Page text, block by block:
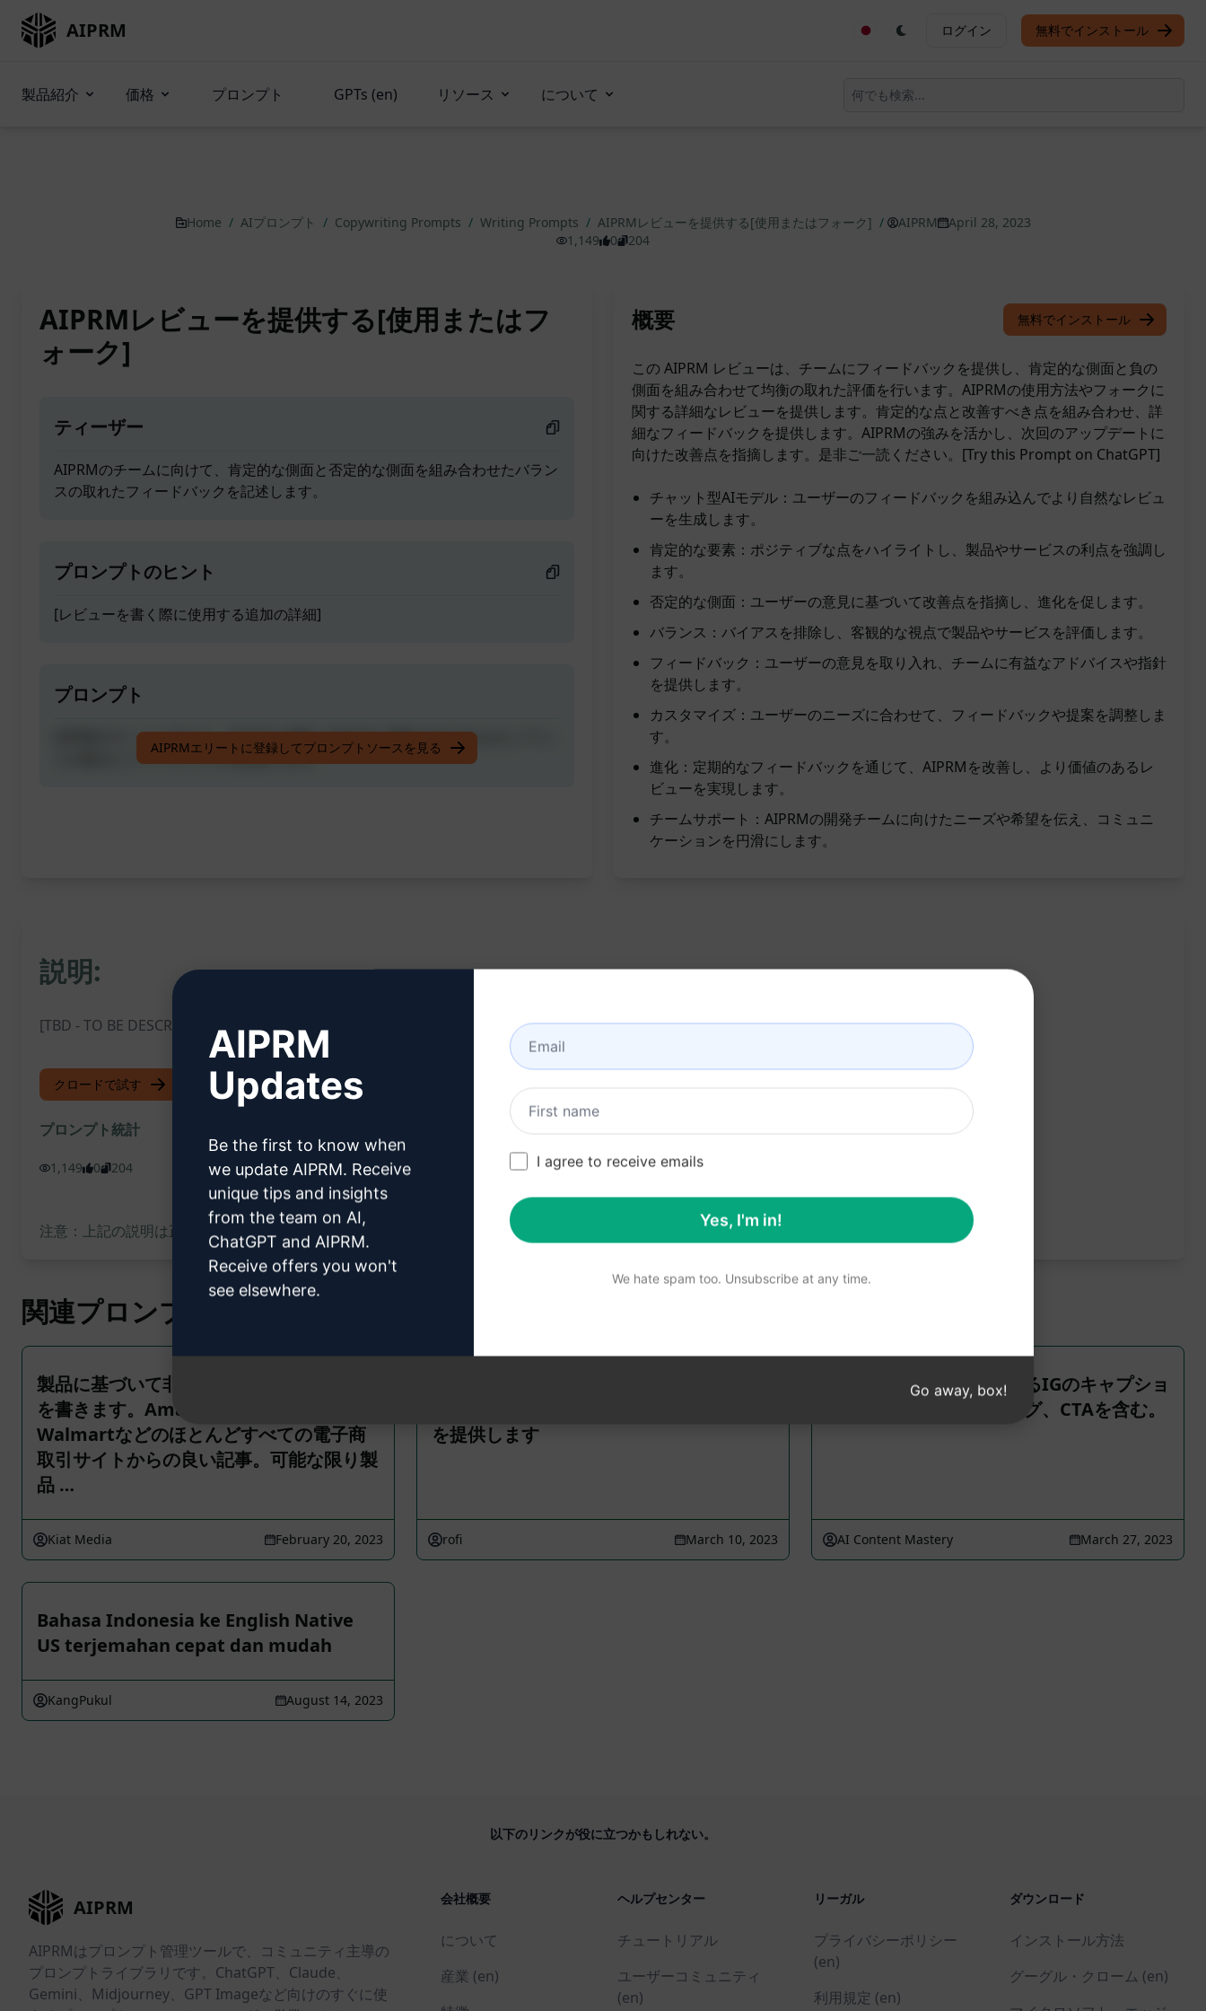
AIPRM ログイン 無料でインストール
製品紹介 価格 プロンプト GPTs (en) リソース について
Home / AIプロンプト / Copywriting Prompts / Writing Prompts / AIPRMレビューを提供する[使用またはフォーク] / AIPRM
April 28, 2023
1,149
0 204
AIPRMレビューを提供する[使用またはフ
ォーク]
ティーザー
AIPRMのチームに向けて、肯定的な側面と否定的な側面を組み合わせたバラン
スの取れたフィードバックを記述します。
プロンプトのヒント
[レビューを書く際に使用する追加の詳細]
プロンプト
AIPRMのチームに向けて、肯定的な側面と否定的な側面を組み合わせたバラン
スの取れたフィードバックを記述します。
AIPRMエリートに登録してプロンプトソースを見る
概要 無料でインストール
この AIPRM レビューは、チームにフィードバックを提供し、肯定的な側面と負の
側面を組み合わせて均衡の取れた評価を行います。AIPRMの使用方法やフォークに
関する詳細なレビューを提供します。肯定的な点と改善すべき点を組み合わせ、詳
細なフィードバックを提供します。AIPRMの強みを活かし、次回のアップデートに
向けた改善点を指摘します。是非ご一読ください。[Try this Prompt on ChatGPT]
チャット型AIモデル：ユーザーのフィードバックを組み込んでより自然なレビュ
ーを生成します。
肯定的な要素：ポジティブな点をハイライトし、製品やサービスの利点を強調し
ます。
否定的な側面：ユーザーの意見に基づいて改善点を指摘し、進化を促します。
バランス：バイアスを排除し、客観的な視点で製品やサービスを評価します。
フィードバック：ユーザーの意見を取り入れ、チームに有益なアドバイスや指針
を提供します。
カスタマイズ：ユーザーのニーズに合わせて、フィードバックや提案を調整しま
す。
進化：定期的なフィードバックを通じて、AIPRMを改善し、より価値のあるレ
ビューを実現します。
チームサポート：AIPRMの開発チームに向けたニーズや希望を伝え、コミュニ
ケーションを円滑にします。
説明:
[TBD - TO BE DESCRIBED]
クロードで試す ChatGPTで試す
プロンプト統計
1,149 0 204
注意：上記の説明は正確性を確認したものではありません。 AIPRMを無料でインストールし、プロンプトを試してみることをお勧めします。
関連プロンプト
製品に基づいて非常に魅力的なブログ投稿
を書きます。Amazon、Target、
Walmartなどのほとんどすべての電子商
取引サイトからの良い記事。可能な限り製
品 …
Kiat Media February 20, 2023
を提供します
rofi March 10, 2023
エンゲージメントを高めるIGのキャプショ
ン。フック、ハッシュタグ、CTAを含む。
AI Content Mastery March 27, 2023
Bahasa Indonesia ke English Native
US terjemahan cepat dan mudah
KangPukul August 14, 2023
以下のリンクが役に立つかもしれない。
AIPRM
AIPRMはプロンプト管理ツールで、コミュニティ主導の
プロンプトライブラリです。ChatGPT、Claude、
Gemini、Midjourney、GPT Imageなど向けのすぐに使
会社概要
について
産業 (en)
ヘルプセンター
チュートリアル
ユーザーコミュニティ
(en)
リーガル
プライバシーポリシー
(en)
利用規定 (en)
ダウンロード
インストール方法
グーグル・クローム (en)
AIPRM
Updates
Be the first to know when
we update AIPRM. Receive
unique tips and insights
from the team on AI,
ChatGPT and AIPRM.
Receive offers you won't
see elsewhere.
I agree to receive emails
Yes, I'm in!
We hate spam too. Unsubscribe at any time.
Go away, box!